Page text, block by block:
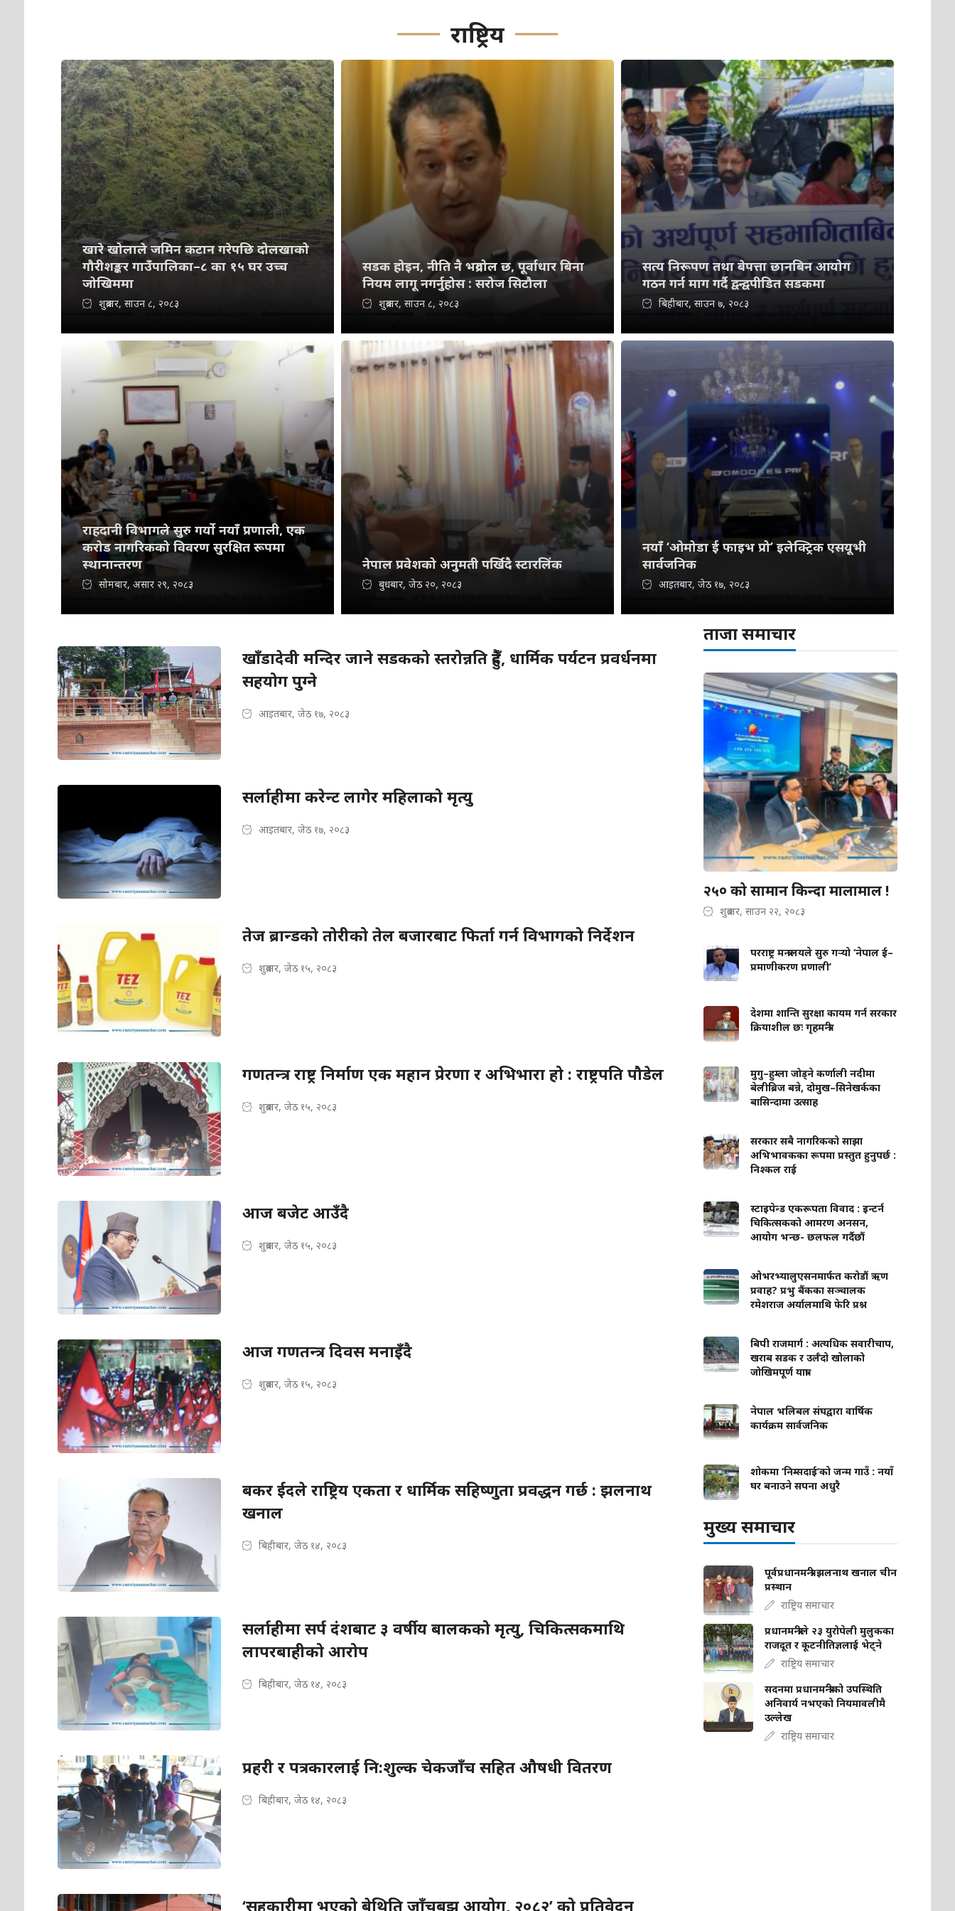
राष्ट्रिय
खारे खोलाले जमिन कटान गरेपछि दोलखाको
गौरीशङ्कर गाउँपालिका–८ का १५ घर उच्च
जोखिममा
शुक्रबार, साउन ८, २०८३
सडक होइन, नीति नै भद्रगोल छ, पूर्वाधार बिना
नियम लागू नगर्नुहोस : सरोज सिटौला
शुक्रबार, साउन ८, २०८३
सत्य निरूपण तथा बेपत्ता छानबिन आयोग
गठन गर्न माग गर्दै द्वन्द्वपीडित सडकमा
बिहीबार, साउन ७, २०८३
राहदानी विभागले सुरु गर्यो नयाँ प्रणाली, एक
करोड नागरिकको विवरण सुरक्षित रूपमा
स्थानान्तरण
सोमबार, असार २९, २०८३
नेपाल प्रवेशको अनुमती पर्खिदै स्टारलिंक
बुधबार, जेठ २०, २०८३
नयाँ ‘ओमोडा ई फाइभ प्रो’ इलेक्ट्रिक एसयूभी
सार्वजनिक
आइतबार, जेठ १७, २०८३
खाँडादेवी मन्दिर जाने सडकको स्तरोन्नति हुँदै, धार्मिक पर्यटन प्रवर्धनमा
सहयोग पुग्ने
आइतबार, जेठ १७, २०८३
सर्लाहीमा करेन्ट लागेर महिलाको मृत्यु
आइतबार, जेठ १७, २०८३
तेज ब्रान्डको तोरीको तेल बजारबाट फिर्ता गर्न विभागको निर्देशन
शुक्रबार, जेठ १५, २०८३
गणतन्त्र राष्ट्र निर्माण एक महान प्रेरणा र अभिभारा हो : राष्ट्रपति पौडेल
शुक्रबार, जेठ १५, २०८३
आज बजेट आउँदै
शुक्रबार, जेठ १५, २०८३
आज गणतन्त्र दिवस मनाइँदै
शुक्रबार, जेठ १५, २०८३
बकर ईदले राष्ट्रिय एकता र धार्मिक सहिष्णुता प्रवद्धन गर्छ : झलनाथ
खनाल
बिहीबार, जेठ १४, २०८३
सर्लाहीमा सर्प दंशबाट ३ वर्षीय बालकको मृत्यु, चिकित्सकमाथि
लापरबाहीको आरोप
बिहीबार, जेठ १४, २०८३
प्रहरी र पत्रकारलाई नि:शुल्क चेकजाँच सहित औषधी वितरण
बिहीबार, जेठ १४, २०८३
‘सहकारीमा भएको बेथिति जाँचबुझ आयोग, २०८२’ को प्रतिवेदन
ताजा समाचार
२५० को सामान किन्दा मालामाल !
शुक्रबार, साउन २२, २०८३
परराष्ट्र मन्त्रालयले सुरु गर्‍यो ‘नेपाल ई–
प्रमाणीकरण प्रणाली’
देशमा शान्ति सुरक्षा कायम गर्न सरकार
क्रियाशील छः गृहमन्त्री
मुगु–हुम्ला जोड्ने कर्णाली नदीमा
बेलीब्रिज बन्ने, दोमुख–सिनेखर्कका
बासिन्दामा उत्साह
सरकार सबै नागरिकको साझा
अभिभावकका रूपमा प्रस्तुत हुनुपर्छ :
निश्कल राई
स्टाइपेन्ड एकरूपता विवाद : इन्टर्न
चिकित्सकको आमरण अनसन,
आयोग भन्छ- छलफल गर्दैछौं
ओभरभ्यालुएसनमार्फत करोडौं ऋण
प्रवाह? प्रभु बैंकका सञ्चालक
रमेशराज अर्यालमाथि फेरि प्रश्न
बिपी राजमार्ग : अत्यधिक सवारीचाप,
खराब सडक र उर्लँदो खोलाको
जोखिमपूर्ण यात्रा
नेपाल भलिबल संघद्वारा वार्षिक
कार्यक्रम सार्वजनिक
शोकमा ‘निम्सदाई’को जन्म गाउँ : नयाँ
घर बनाउने सपना अधुरै
मुख्य समाचार
पूर्वप्रधानमन्त्री झलनाथ खनाल चीन
प्रस्थान
राष्ट्रिय समाचार
प्रधानमन्त्रीले २३ युरोपेली मुलुकका
राजदूत र कूटनीतिज्ञलाई भेट्ने
राष्ट्रिय समाचार
सदनमा प्रधानमन्त्रीको उपस्थिति
अनिवार्य नभएको नियमावलीमै
उल्लेख
राष्ट्रिय समाचार